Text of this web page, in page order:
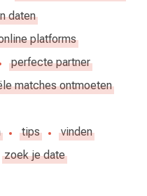
daten
platforms
perfecte partner
matches ontmoeten
tips
vinden
zoek je date